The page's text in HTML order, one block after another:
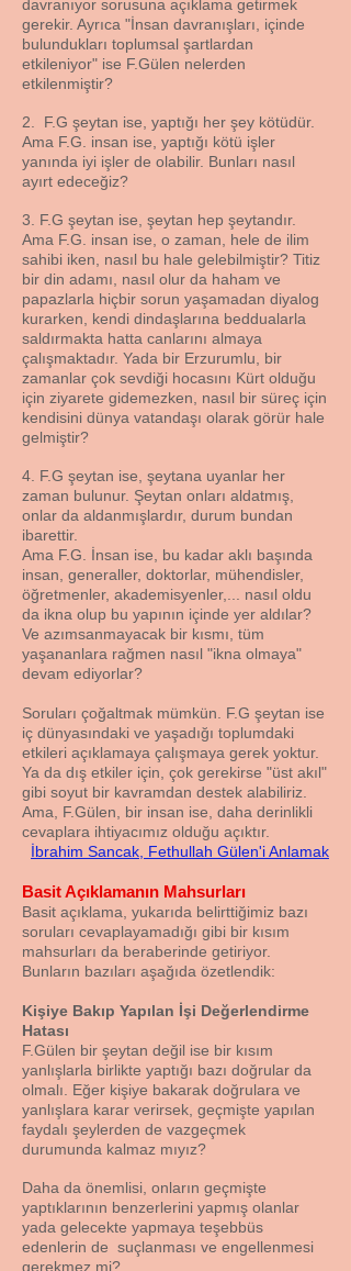
davranıyor sorusuna açıklama getirmek
gerekir. Ayrıca "İnsan davranışları, içinde
bulundukları toplumsal şartlardan
etkileniyor" ise F.Gülen nelerden
etkilenmiştir?
2. F.G şeytan ise, yaptığı her şey kötüdür.
Ama F.G. insan ise, yaptığı kötü işler
yanında iyi işler de olabilir. Bunları nasıl
ayırt edeceğiz?
3. F.G şeytan ise, şeytan hep şeytandır.
Ama F.G. insan ise, o zaman, hele de ilim
sahibi iken, nasıl bu hale gelebilmiştir? Titiz
bir din adamı, nasıl olur da haham ve
papazlarla hiçbir sorun yaşamadan diyalog
kurarken, kendi dindaşlarına beddualarla
saldırmakta hatta canlarını almaya
çalışmaktadır. Yada bir Erzurumlu, bir
zamanlar çok sevdiği hocasını Kürt olduğu
için ziyarete gidemezken, nasıl bir süreç için
kendisini dünya vatandaşı olarak görür hale
gelmiştir?
4. F.G şeytan ise, şeytana uyanlar her
zaman bulunur. Şeytan onları aldatmış,
onlar da aldanmışlardır, durum bundan
ibarettir.
Ama F.G. İnsan ise, bu kadar aklı başında
insan, generaller, doktorlar, mühendisler,
öğretmenler, akademisyenler,... nasıl oldu
da ikna olup bu yapının içinde yer aldılar?
Ve azımsanmayacak bir kısmı, tüm
yaşananlara rağmen nasıl "ikna olmaya"
devam ediyorlar?
Soruları çoğaltmak mümkün. F.G şeytan ise
iç dünyasındaki ve yaşadığı toplumdaki
etkileri açıklamaya çalışmaya gerek yoktur.
Ya da dış etkiler için, çok gerekirse "üst akıl"
gibi soyut bir kavramdan destek alabiliriz.
Ama, F.Gülen, bir insan ise, daha derinlikli
cevaplara ihtiyacımız olduğu açıktır.
İbrahim Sancak, Fethullah Gülen'i Anlamak
Basit Açıklamanın Mahsurları
Basit açıklama, yukarıda belirttiğimiz bazı
soruları cevaplayamadığı gibi bir kısım
mahsurları da beraberinde getiriyor.
Bunların bazıları aşağıda özetlendik:
Kişiye Bakıp Yapılan İşi Değerlendirme
Hatası
F.Gülen bir şeytan değil ise bir kısım
yanlışlarla birlikte yaptığı bazı doğrular da
olmalı. Eğer kişiye bakarak doğrulara ve
yanlışlara karar verirsek, geçmişte yapılan
faydalı şeylerden de vazgeçmek
durumunda kalmaz mıyız?
Daha da önemlisi, onların geçmişte
yaptıklarının benzerlerini yapmış olanlar
yada gelecekte yapmaya teşebbüs
edenlerin de suçlanması ve engellenmesi
gerekmez mi?